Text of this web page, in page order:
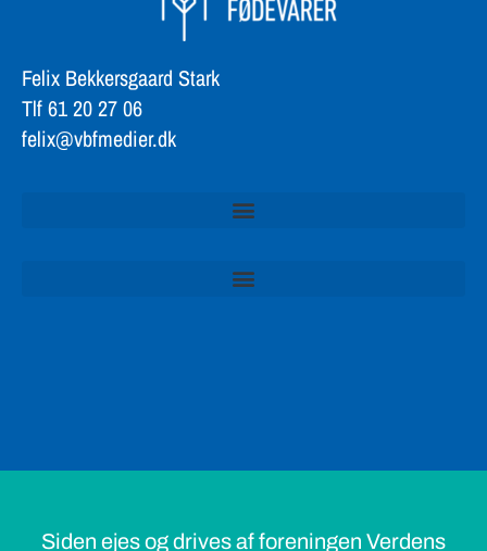
Felix Bekkersgaard Stark
Tlf 61 20 27 06
felix@vbfmedier.dk
Siden ejes og drives af foreningen Verdens